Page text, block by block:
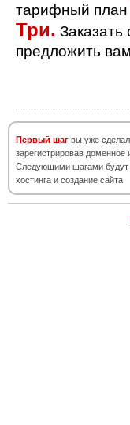
тарифный план
Три.
предложить
Первый шаг вы уже
зарегистрировав доменное
Следующими шагами будут
хостинга и создание сайта.